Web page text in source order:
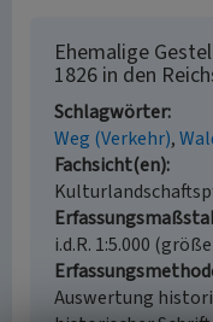
Ehemalige
1826 in den
Schlagwörter
Weg (Verkehr)
Fachsicht(en)
i.d.R. 1:5.000
Auswertung